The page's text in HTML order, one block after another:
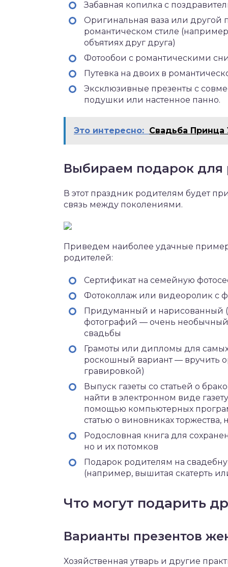
Забавная копилка с
Оригинальная ваза или
романтическом стиле
объятиях друг друга)
Фотообои с романтическими
Путевка на двоих в
Эксклюзивные презенты с
подушки или настенное панно.
Это интересно: Свадьба
Выбираем подарок для
В этот праздник родителям будет
связь между поколениями.
Приведем наиболее удачные
родителей:
Сертификат на семейную
Фотоколлаж или видеоролик с
Придуманный и нарисованный
фотографий — очень
свадьбы
Грамоты или дипломы для
роскошный вариант — вручить
гравировкой)
Выпуск газеты со статьей о
найти в электронном виде
помощью компьютерных
статью о виновниках
Родословная книга для
но и их потомков
Подарок родителям на
(например, вышитая скатерть
Что могут подарить
Варианты презентов
Хозяйственная утварь и другие